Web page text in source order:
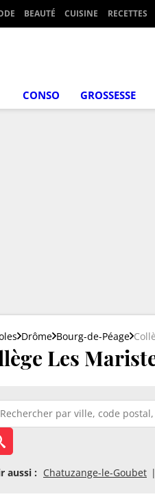
BEAUTÉ CUISINE RECETTES
CONSO GROSSESSE
Drôme Bourg-de-Péage
Les
aussi : Chatuzange-le-Goubet